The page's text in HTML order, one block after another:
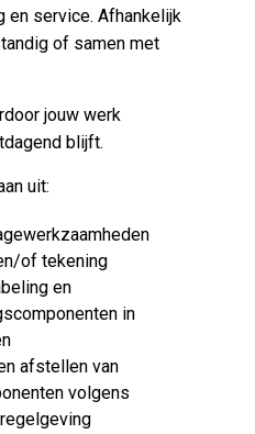
service. Afhankelijk
of samen met
jouw werk
blijft.
uit:
of tekening
en
in
afstellen van
volgens